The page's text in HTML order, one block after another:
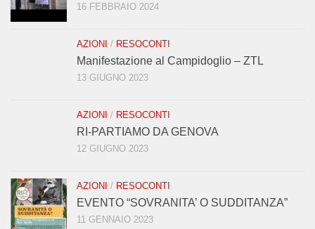
16 FEBBRAIO 2024
AZIONI / RESOCONTI
Manifestazione al Campidoglio – ZTL
13 GIUGNO 2023
AZIONI / RESOCONTI
RI-PARTIAMO DA GENOVA
12 GIUGNO 2023
AZIONI / RESOCONTI
EVENTO “SOVRANITA’ O SUDDITANZA”
11 GENNAIO 2023